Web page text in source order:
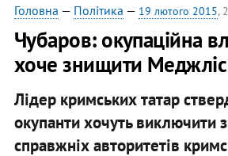
Головна — Політика — 19 лютого 2015,
Чубаров: окупаційна
хоче знищити Меджліс
Лідер кримських татар
окупанти хочуть виключити
справжніх авторитетів